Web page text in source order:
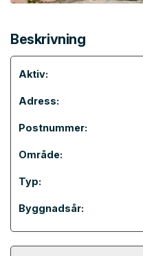
Beskrivning
Aktiv:
Adress:
Postnummer:
Område:
Typ:
Byggnadsår: